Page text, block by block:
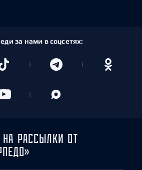
за нами в соцсетях:
РАССЫЛКИ ОТ